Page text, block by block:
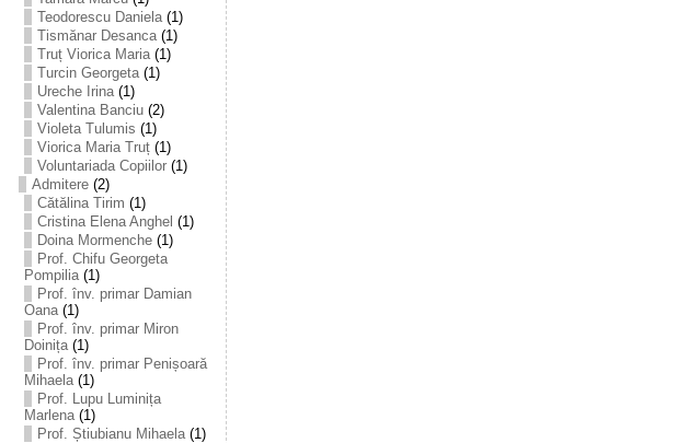
Teodorescu Daniela(1)
Tismănar Desanca(1)
Truț Viorica Maria(1)
Turcin Georgeta(1)
Ureche Irina(1)
Valentina Banciu(2)
Violeta Tulumis (1)
Viorica Maria Truț(1)
Voluntariada Copiilor(1)
Admitere(2)
Cătălina Tirim (1)
Cristina Elena Anghel (1)
Doina Mormenche(1)
Prof. Chifu Georgeta
Pompilia(1)
Prof. înv. primar Damian
Oana(1)
Prof. înv. primar Miron
Doinița(1)
Prof. înv. primar Penișoară
Mihaela(1)
Prof. Lupu Luminița
Marlena(1)
Prof. Știubianu Mihaela(1)